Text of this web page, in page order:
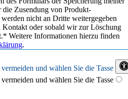
Zusendung von Produkt-
nicht an Dritte weitergegeben
Kontakt oder sobald wir zur Löschung
Weitere Informationen hierzu finden
.
und wählen Sie die Tasse
und wählen Sie die Tasse